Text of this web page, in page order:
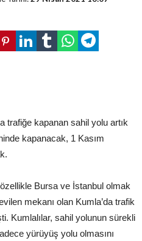
trafiğe kapanan sahil yolu artık
kapanacak, 1 Kasım
Bursa ve İstanbul olmak
mekanı olan Kumla’da trafik
Kumlalılar, sahil yolunun sürekli
yürüyüş yolu olmasını